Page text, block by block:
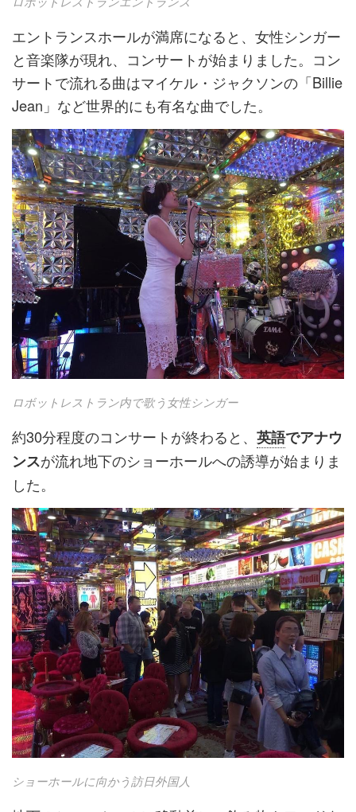
エントランスホールが満席になると、女性シンガー
と音楽隊が現れ、コンサートが始まりました。コン
サートで流れる曲はマイケル・ジャクソンの「Billie
Jean」など世界的にも有名な曲でした。
ロボットレストラン内で歌う女性シンガー
約30分程度のコンサートが終わると、 英語でアナウ
ンスが流れ地下のショーホールへの誘導が始まりま
した。
ショーホールに向かう訪日外国人